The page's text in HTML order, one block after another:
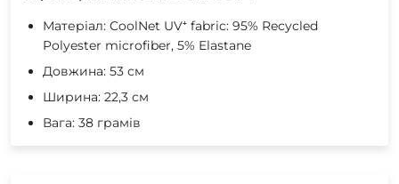
Матеріал: CoolNet UV⁺ fabric: 95% Recycled
Polyester microfiber, 5% Elastane
Довжина: 53 см
Ширина: 22,3 см
Вага: 38 грамів